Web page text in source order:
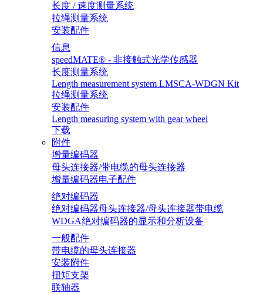
长度 / 速度测量系统
拉绳测量系统
安装配件
信息
speedMATE® - 非接触式光学传感器
长度测量系统
Length measurement system LMSCA-WDGN Kit
拉绳测量系统
安装配件
Length measuring system with gear wheel
下载
附件
增量编码器
母头连接器/带电缆的母头连接器
增量编码器电子配件
绝对编码器
绝对编码器母头连接器/母头连接器带电缆
WDGA绝对编码器的显示和分析设备
一般配件
带电缆的母头连接器
安装附件
扭矩支架
联轴器